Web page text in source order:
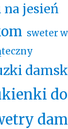
jesień
sweter
do